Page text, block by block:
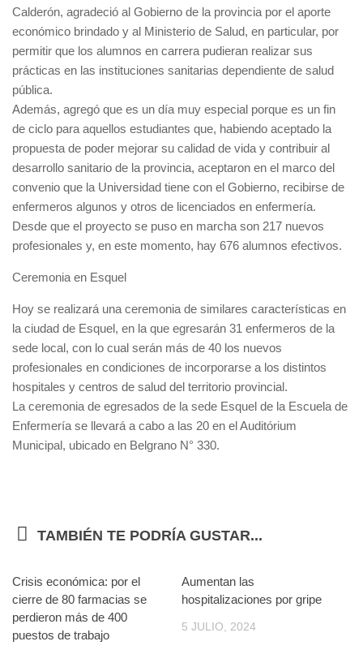
Calderón, agradeció al Gobierno de la provincia por el aporte
económico brindado y al Ministerio de Salud, en particular, por
permitir que los alumnos en carrera pudieran realizar sus
prácticas en las instituciones sanitarias dependiente de salud
pública.
Además, agregó que es un día muy especial porque es un fin
de ciclo para aquellos estudiantes que, habiendo aceptado la
propuesta de poder mejorar su calidad de vida y contribuir al
desarrollo sanitario de la provincia, aceptaron en el marco del
convenio que la Universidad tiene con el Gobierno, recibirse de
enfermeros algunos y otros de licenciados en enfermería.
Desde que el proyecto se puso en marcha son 217 nuevos
profesionales y, en este momento, hay 676 alumnos efectivos.
Ceremonia en Esquel
Hoy se realizará una ceremonia de similares características en
la ciudad de Esquel, en la que egresarán 31 enfermeros de la
sede local, con lo cual serán más de 40 los nuevos
profesionales en condiciones de incorporarse a los distintos
hospitales y centros de salud del territorio provincial.
La ceremonia de egresados de la sede Esquel de la Escuela de
Enfermería se llevará a cabo a las 20 en el Auditórium
Municipal, ubicado en Belgrano N° 330.
TAMBIÉN TE PODRÍA GUSTAR...
Crisis económica: por el
cierre de 80 farmacias se
perdieron más de 400
puestos de trabajo
Aumentan las
hospitalizaciones por gripe
5 JULIO, 2024